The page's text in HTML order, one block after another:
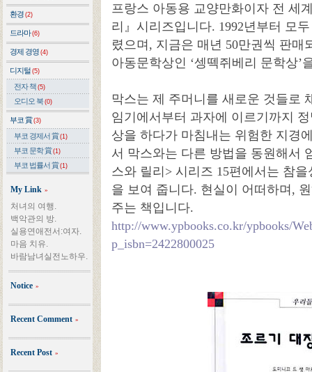
환경 (2)
드라마(6)
경제 경영 (4)
디지털 (5)
전자 책 (5)
오디오 북 (0)
부코 賞(3)
부코 경제서 賞(1)
부코 문학 賞(1)
부코 법률서 賞(1)
My Link »
처녀의 여행.
백악관의 방.
실용연애전서:여자.
마음 치유.
바람남녀실전노하우.
Notice »
Recent Comment »
Recent Post »
프랑스 아동용 교양만화이자 전 세
리』시리즈입니다. 1992년부터 모
렸으며, 지금은 매년 50만권씩 판
아동문학상인 ‘셍떽쥐베리 문학상’
막스는 제 주머니를 새로운 것들로
임기에서부터 과자에 이르기까지
상을 하다가 마침내는 위험한 지경
서 막스와는 다른 방법을 동원해서
스와 릴리> 시리즈 15편에서는 참
을 보여 줍니다. 현실이 어떠하며,
주는 책입니다.
http://www.ypbooks.co.kr/ypbooks/
p_isbn=2422800025